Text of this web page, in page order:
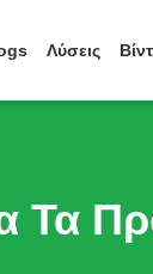
Λύσεις
Τα